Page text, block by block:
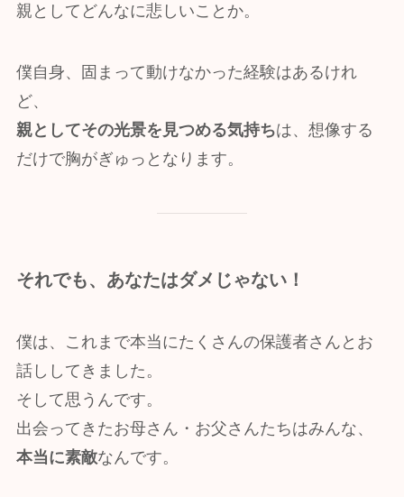
親としてどんなに悲しいことか。
僕自身、固まって動けなかった経験はあるけれ
ど、
親としてその光景を見つめる気持ちは、想像する
だけで胸がぎゅっとなります。
それでも、あなたはダメじゃない！
僕は、これまで本当にたくさんの保護者さんとお
話ししてきました。
そして思うんです。
出会ってきたお母さん・お父さんたちはみんな、
本当に素敵なんです。